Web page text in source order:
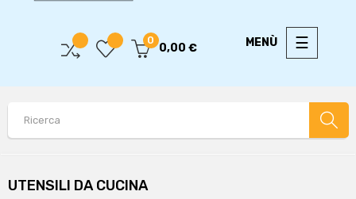
Toggle
☰
0
0,00 €
UTENSILI DA CUCINA